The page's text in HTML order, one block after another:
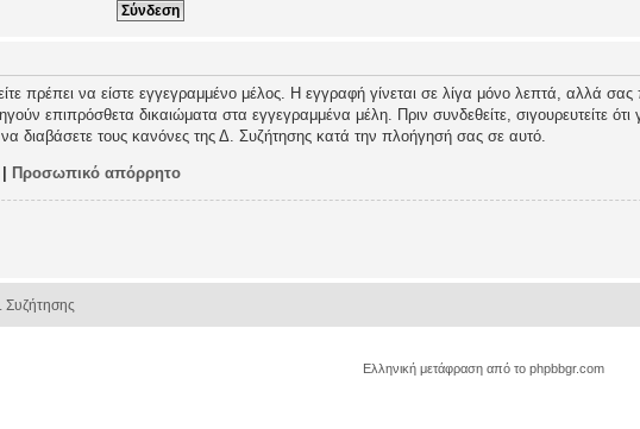
πρέπει να είστε εγγεγραμμένο μέλος. Η εγγραφή γίνεται σε λίγα μόνο λεπτά, αλλά σας
επιπρόσθετα δικαιώματα στα εγγεγραμμένα μέλη. Πριν συνδεθείτε, σιγουρευτείτε ότι
διαβάσετε τους κανόνες της Δ. Συζήτησης κατά την πλοήγησή σας σε αυτό.
Προσωπικό απόρρητο
Συζήτησης
Ελληνική μετάφραση από το phpbbgr.com